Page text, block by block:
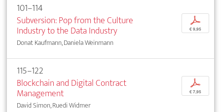
101–114
Subversion: Pop from the Culture
Industry to the Data Industry
Donat Kaufmann, Daniela Weinmann
p
€ 9,95
115–122
Blockchain and Digital Contract
Management
David Simon, Ruedi Widmer
p
€ 7,95